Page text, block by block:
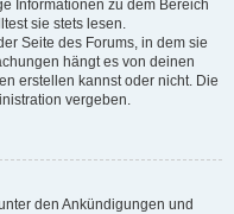
Informationen zu dem Bereich
sie stets lesen.
Seite des Forums, in dem sie
hängt es von deinen
erstellen kannst oder nicht. Die
vergeben.
den Ankündigungen und